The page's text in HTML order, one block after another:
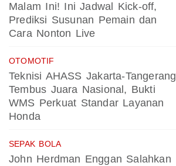
Malam Ini! Ini Jadwal Kick-off,
Prediksi Susunan Pemain dan
Cara Nonton Live
OTOMOTIF
Teknisi AHASS Jakarta-Tangerang
Tembus Juara Nasional, Bukti
WMS Perkuat Standar Layanan
Honda
SEPAK BOLA
John Herdman Enggan Salahkan